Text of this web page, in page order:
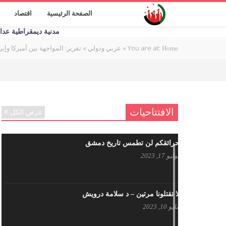
الصفحة الرئيسية اقتصاد
مدنية ديمقراطية عدالة
You are at: Home
» عربي ودولي » تقرير: المواجهة بين أميركا
الافتتاحيات عرض الكل
حرائقكم لن تطمس تاريخ دمشق
يوليو 17, 2023
لا تقتلونا مرتين – د سلامة درويش
مايو 10, 2023